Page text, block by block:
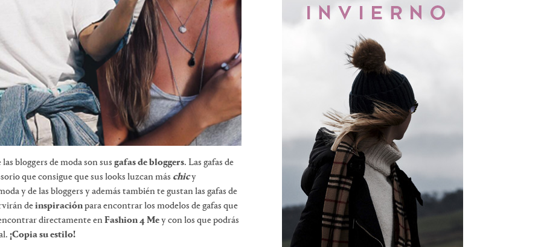
bloggers de moda son sus gafas de bloggers. Las gafas de
que consigue que sus looks luzcan más chicy
y de las bloggers y además también te gustan las gafas de
deinspiraciónpara encontrar los modelos de gafas que
directamente enFashion 4 Mey con los que podrás
¡Copia su estilo!